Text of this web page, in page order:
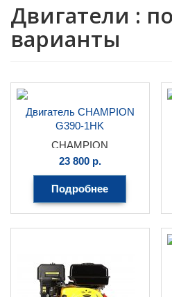
Двигатели :
варианты
Двигатель CHAMPION
G390-1HK
CHAMPION
23 800р.
Подробнее